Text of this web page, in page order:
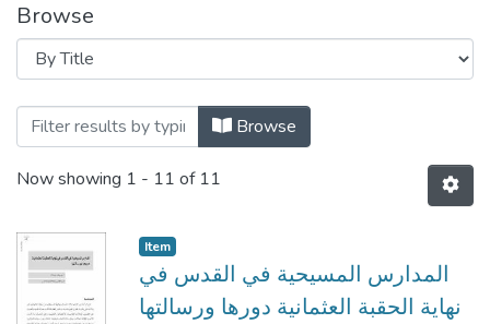
Browse
Browse
Now showing 1 - 11 of 11
Item
المدارس المسيحية في القدس في
نهاية الحقبة العثمانية دورها ورسالتها